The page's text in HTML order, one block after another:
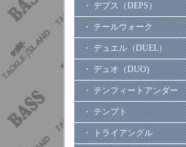
・ デプス（DEPS）
・ テールウォーク
・ デュエル（DUEL）
・ デュオ（DUO)
・ テンフィートアンダー
・ テンプト
・ トライアングル